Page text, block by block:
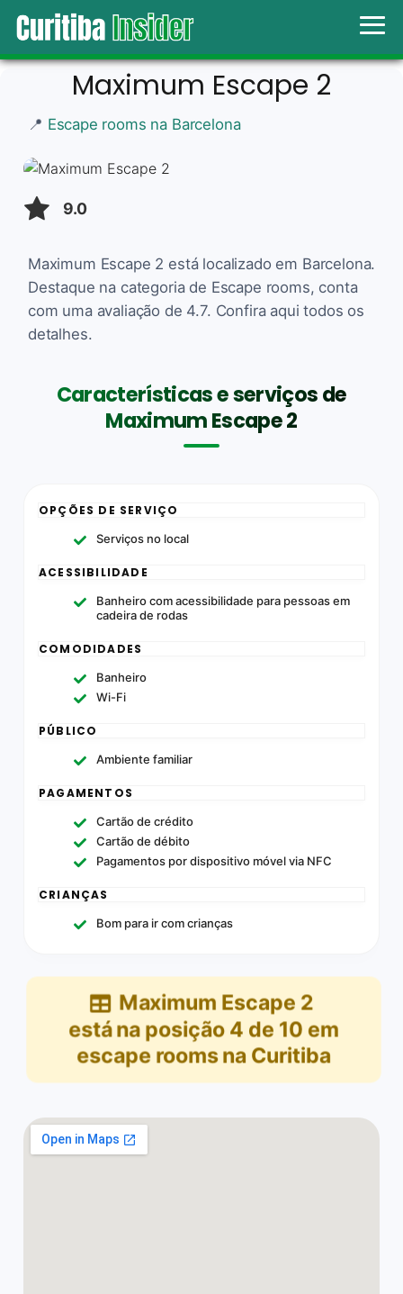
Maximum Escape 2
📍 Escape rooms na Barcelona
9.0
Maximum Escape 2 está localizado em Barcelona.
Destaque na categoria de Escape rooms, conta
com uma avaliação de 4.7. Confira aqui todos os
detalhes.
Características e serviços de
Maximum Escape 2
OPÇÕES DE SERVIÇO
Serviços no local
ACESSIBILIDADE
Banheiro com acessibilidade para pessoas em
cadeira de rodas
COMODIDADES
Banheiro
Wi-Fi
PÚBLICO
Ambiente familiar
PAGAMENTOS
Cartão de crédito
Cartão de débito
Pagamentos por dispositivo móvel via NFC
CRIANÇAS
Bom para ir com crianças
Maximum Escape 2
está na posição 4 de 10 em
escape rooms na Curitiba